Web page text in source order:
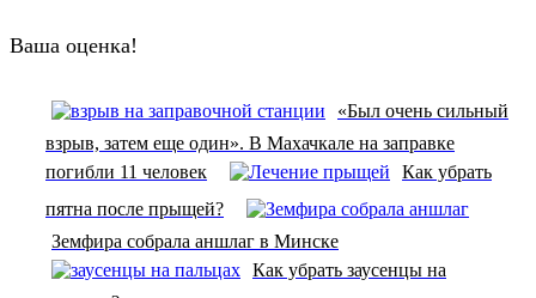
Ваша оценка!
«Был очень сильный
взрыв, затем еще один». В Махачкале на заправке
погибли 11 человек
Как убрать
пятна после прыщей?
Земфира собрала аншлаг в Минске
Как убрать заусенцы на